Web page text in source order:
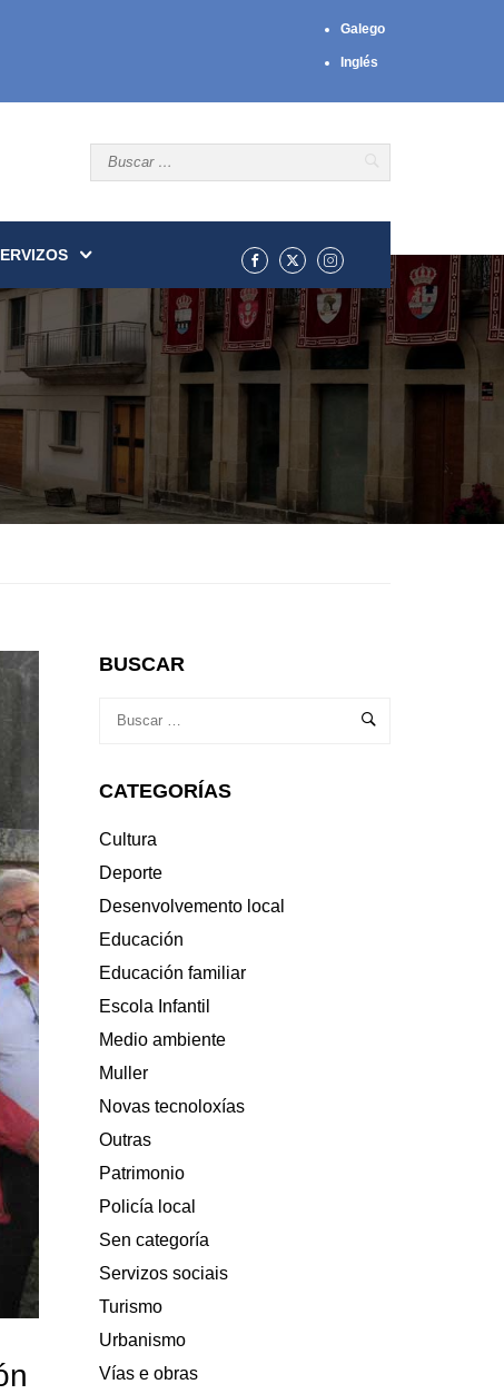
Galego
Inglés
BUSCAR
CATEGORÍAS
Cultura
Deporte
Desenvolvemento local
Educación
Educación familiar
Escola Infantil
Medio ambiente
Muller
Novas tecnoloxías
Outras
Patrimonio
Policía local
Sen categoría
Servizos sociais
Turismo
Urbanismo
Vías e obras